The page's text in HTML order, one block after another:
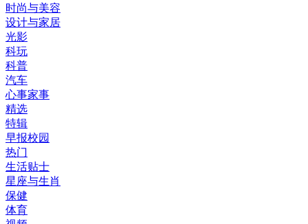
时尚与美容
设计与家居
光影
科玩
科普
汽车
心事家事
精选
特辑
早报校园
热门
生活贴士
星座与生肖
保健
体育